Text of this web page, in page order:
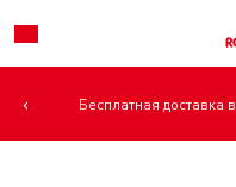
‹ Бесплатная доставка